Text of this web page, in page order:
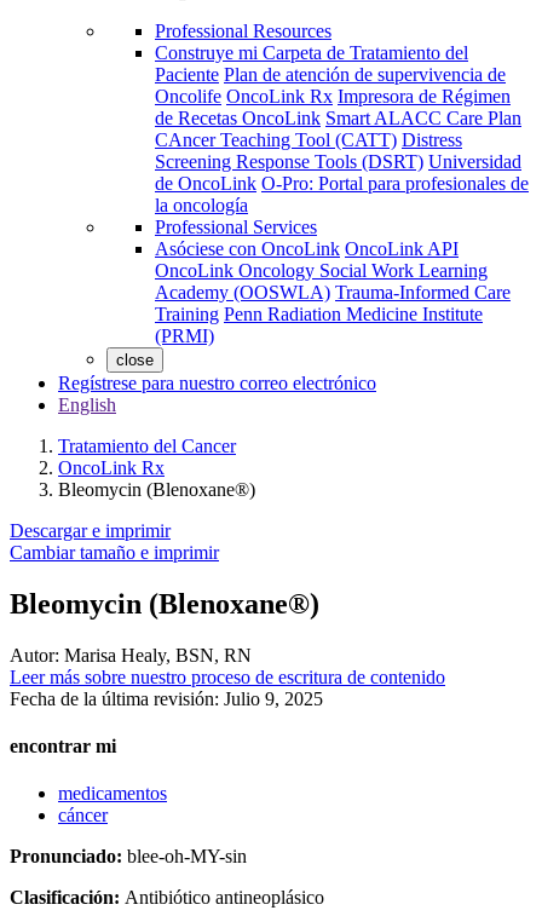
Professional Resources
Construye mi Carpeta de Tratamiento del
Paciente Plan de atención de supervivencia de
Oncolife OncoLink Rx Impresora de Régimen
de Recetas OncoLink Smart ALACC Care Plan
CAncer Teaching Tool (CATT) Distress
Screening Response Tools (DSRT) Universidad
de OncoLink O-Pro: Portal para profesionales de
la oncología
Professional Services
Asóciese con OncoLink OncoLink API
OncoLink Oncology Social Work Learning
Academy (OOSWLA) Trauma-Informed Care
Training Penn Radiation Medicine Institute
(PRMI)
close
Regístrese para nuestro correo electrónico
English
Tratamiento del Cancer
OncoLink Rx
Bleomycin (Blenoxane®)
Descargar e imprimir
Cambiar tamaño e imprimir
Bleomycin (Blenoxane®)
Autor: Marisa Healy, BSN, RN
Leer más sobre nuestro proceso de escritura de contenido
Fecha de la última revisión: Julio 9, 2025
encontrar mi
medicamentos
cáncer
Pronunciado: blee-oh-MY-sin
Clasificación: Antibiótico antineoplásico